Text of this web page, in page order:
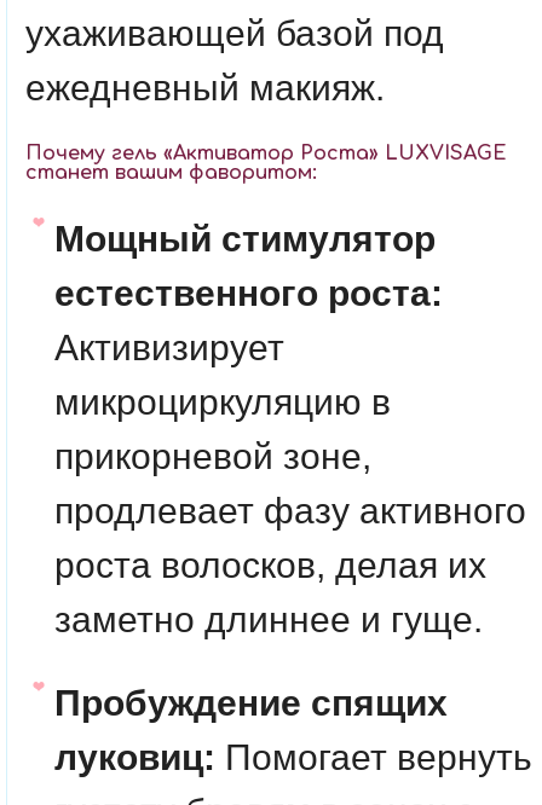
ухаживающей базой под
ежедневный макияж.
Почему гель «Активатор Роста» LUXVISAGE
станет вашим фаворитом:
Мощный стимулятор
естественного роста:
Активизирует
микроциркуляцию в
прикорневой зоне,
продлевает фазу активного
роста волосков, делая их
заметно длиннее и гуще.
Пробуждение спящих
луковиц: Помогает вернуть